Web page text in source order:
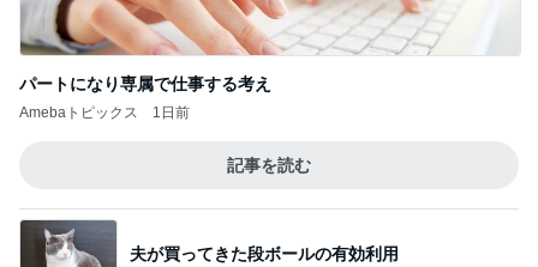
夫が買ってきた段ボールの有効利用
Amebaトピックス 15時間前
（感想でネタバレあり）